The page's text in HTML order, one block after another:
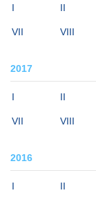
I II
VII VIII
2017
I II
VII VIII
2016
I II